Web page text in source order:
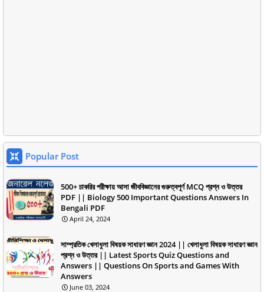
Popular Post
500+ চাকরির পরীক্ষায় আসা জীববিজ্ঞানের গুরুত্বপূর্ণ MCQ প্রশ্ন ও উত্তর
PDF || Biology 500 Important Questions Answers In
Bengali PDF
April 24, 2024
সাম্প্রতিক খেলাধুলা বিষয়ক সাধারণ জ্ঞান 2024 || খেলাধুলা বিষয়ক সাধারণ জ্ঞান
প্রশ্ন ও উত্তর || Latest Sports Quiz Questions and
Answers || Questions On Sports and Games With
Answers
June 03, 2024